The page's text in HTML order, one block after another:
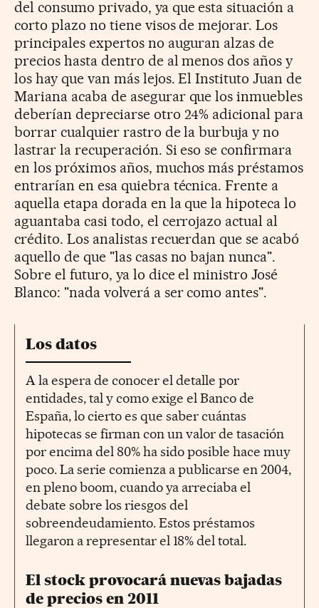
del consumo privado, ya que esta situación a
corto plazo no tiene visos de mejorar. Los
principales expertos no auguran alzas de
precios hasta dentro de al menos dos años y
los hay que van más lejos. El Instituto Juan de
Mariana acaba de asegurar que los inmuebles
deberían depreciarse otro 24% adicional para
borrar cualquier rastro de la burbuja y no
lastrar la recuperación. Si eso se confirmara
en los próximos años, muchos más préstamos
entrarían en esa quiebra técnica. Frente a
aquella etapa dorada en la que la hipoteca lo
aguantaba casi todo, el cerrojazo actual al
crédito. Los analistas recuerdan que se acabó
aquello de que "las casas no bajan nunca".
Sobre el futuro, ya lo dice el ministro José
Blanco: "nada volverá a ser como antes".
Los datos
A la espera de conocer el detalle por
entidades, tal y como exige el Banco de
España, lo cierto es que saber cuántas
hipotecas se firman con un valor de tasación
por encima del 80% ha sido posible hace muy
poco. La serie comienza a publicarse en 2004,
en pleno boom, cuando ya arreciaba el
debate sobre los riesgos del
sobreendeudamiento. Estos préstamos
llegaron a representar el 18% del total.
El stock provocará nuevas bajadas
de precios en 2011